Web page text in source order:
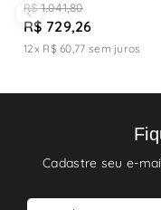
R$ 1.041,80
R$ 729,26
12x R$ 60,77 sem juros
Cadastre seu e-